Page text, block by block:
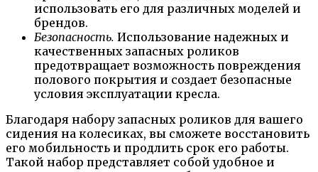
использовать его для различных моделей и
брендов.
Безопасность. Использование надежных и
качественных запасных роликов
предотвращает возможность повреждения
полового покрытия и создает безопасные
условия эксплуатации кресла.
Благодаря набору запасных роликов для вашего
сидения на колесиках, вы сможете восстановить
его мобильность и продлить срок его работы.
Такой набор представляет собой удобное и